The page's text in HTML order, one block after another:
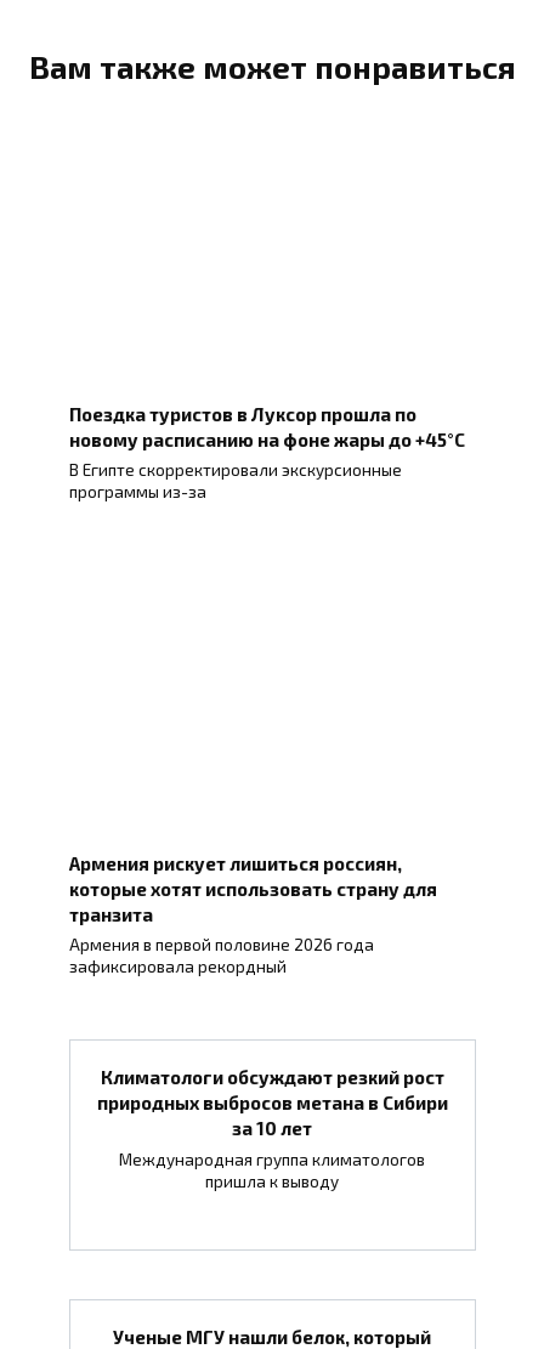
Вам также может понравиться
Поездка туристов в Луксор прошла по
новому расписанию на фоне жары до +45°C
В Египте скорректировали экскурсионные
программы из-за
Армения рискует лишиться россиян,
которые хотят использовать страну для
транзита
Армения в первой половине 2026 года
зафиксировала рекордный
Климатологи обсуждают резкий рост
природных выбросов метана в Сибири
за 10 лет
Международная группа климатологов
пришла к выводу
Ученые МГУ нашли белок, который